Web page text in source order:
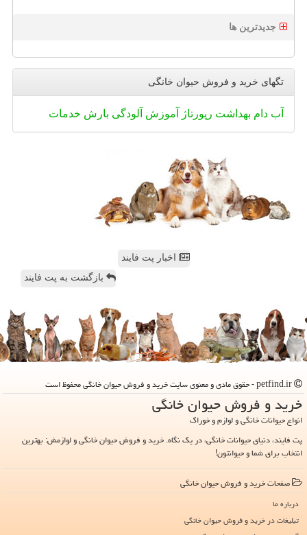
جدیدترین ها
تگهای خرید و فروش حیوان خانگی
آب دام بهداشت رپورتاژ آموزش آلودگی بارش خدمات
اخبار پت فایند
بازگشت به پت فایند
خرید و فروش حیوان خانگی
انواع حیوانات خانگی و لوازم و خوراک
پت فایند، دنیای حیوانات خانگی، در یک نگاه. خرید و فروش حیوان خانگی و لوازمش: بهترین
انتخاب برای شما و حیوانتون!
صفحات خرید و فروش حیوان خانگی
درباره ما
تبلیغات در خرید و فروش حیوان خانگی